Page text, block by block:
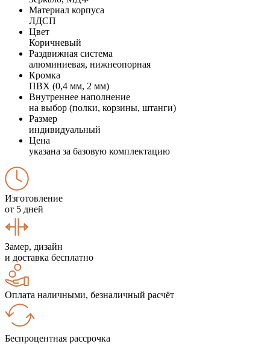
Материал корпуса
ЛДСП
Цвет
Коричневый
Раздвижная система
алюминиевая, нижнеопорная
Кромка
ПВХ (0,4 мм, 2 мм)
Внутреннее наполнение
на выбор (полки, корзины, штанги)
Размер
индивидуальный
Цена
указана за базовую комплектацию
Изготовление
от 5 дней
Замер, дизайн
и доставка бесплатно
Оплата наличными, безналичный расчёт
Беспроцентная рассрочка